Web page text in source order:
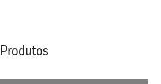
Produtos